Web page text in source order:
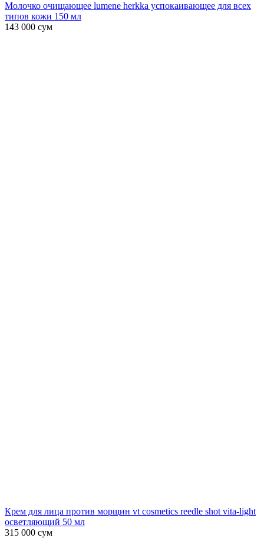
Молочко очищающее lumene herkka успокаивающее для всех
типов кожи 150 мл
143 000 сум
Крем для лица против морщин vt cosmetics reedle shot vita-light
осветляющий 50 мл
315 000 сум